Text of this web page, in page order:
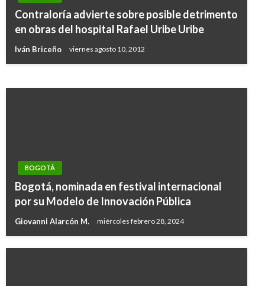
Contraloría advierte sobre posible detrimento
en obras del hospital Rafael Uribe Uribe
Iván Briceño viernes agosto 10, 2012
Conductor que estrelló 19 vehículos todavía
BOGOTÁ
Bogotá, nominada en festival internacional
por su Modelo de Innovación Pública
Giovanni Alarcón M. miércoles febrero 28, 2024